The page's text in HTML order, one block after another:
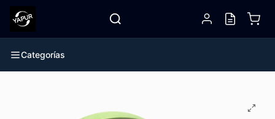
Categorías